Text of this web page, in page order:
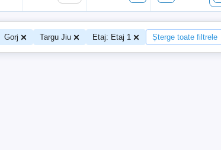
Gorj Targu Jiu Etaj: Etaj 1 Șterge toate filtrele